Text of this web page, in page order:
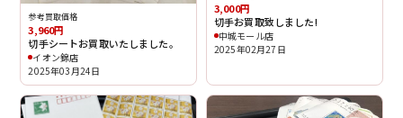
参考買取価格
3,960円
切手シートお買取いたしました。
イオン錦店
2025年03月24日
3,000円
切手お買取致しました!
中城モール店
2025年02月27日